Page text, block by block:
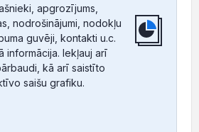
apgrozījums,
nodrošinājumi, nodokļu
guvēji, kontakti u.c.
informācija. Iekļauj arī
kā arī saistīto
saišu grafiku.